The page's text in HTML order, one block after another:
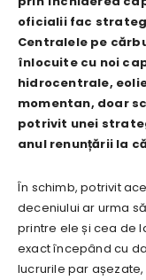
oficialii fac
Centralele pe
înlocuite cu noi
hidrocentrale,
momentan, doar
potrivit unei
anul renunțării la
În schimb, potrivit
deceniului ar urma
printre ele și cea de
exact începând cu
lucrurile par